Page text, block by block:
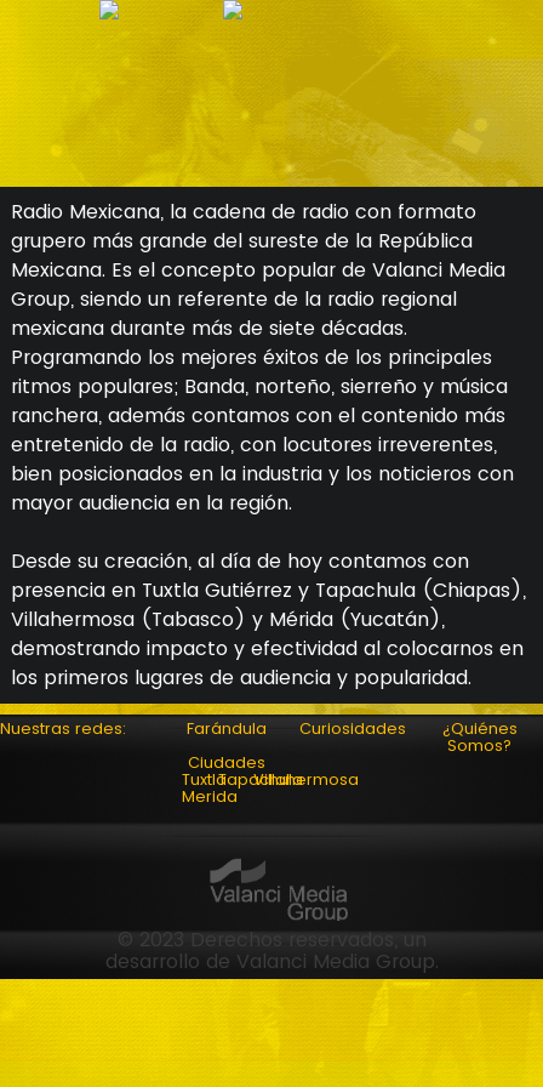
Radio Mexicana, la cadena de radio con formato
grupero más grande del sureste de la República
Mexicana. Es el concepto popular de Valanci Media
Group, siendo un referente de la radio regional
mexicana durante más de siete décadas.
Programando los mejores éxitos de los principales
ritmos populares; Banda, norteño, sierreño y música
ranchera, además contamos con el contenido más
entretenido de la radio, con locutores irreverentes,
bien posicionados en la industria y los noticieros con
mayor audiencia en la región.
Desde su creación, al día de hoy contamos con
presencia en Tuxtla Gutiérrez y Tapachula (Chiapas),
Villahermosa (Tabasco) y Mérida (Yucatán),
demostrando impacto y efectividad al colocarnos en
los primeros lugares de audiencia y popularidad.
Nuestras redes: Farándula Curiosidades
¿Quiénes
Somos?
Ciudades
TuxtlaTapachula
Villahermosa
Merida
© 2023 Derechos reservados, un
desarrollo de Valanci Media Group.